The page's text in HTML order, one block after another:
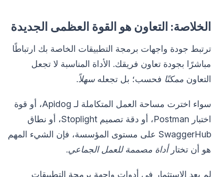
الخلاصة: التعاون هو القوة العظمى الجديدة
ترتبط جودة واجهات برمجة التطبيقات الخاصة بك ارتباطًا
مباشرًا بجودة تعاون فريقك. الأداة المناسبة لا تجعل
التعاون ممكنًا فحسب؛ بل تجعله سهلاً.
سواء اخترت مساحة العمل المتكاملة لـ Apidog، أو قوة
اختبار Postman، أو دقة تصميم Stoplight، أو نطاق
SwaggerHub على مستوى المؤسسة، فإن الشيء المهم
هو أن تختارأداة مصممة للعمل الجماعي.
لم يعد الاستثمار في أدوات واجهة برمجة التطبيقات